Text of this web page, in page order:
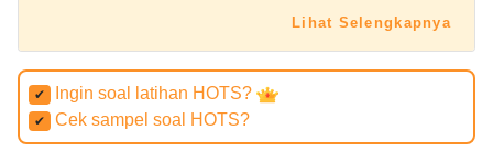
Lihat Selengkapnya
✔ Ingin soal latihan HOTS?
✔ Cek sampel soal HOTS?